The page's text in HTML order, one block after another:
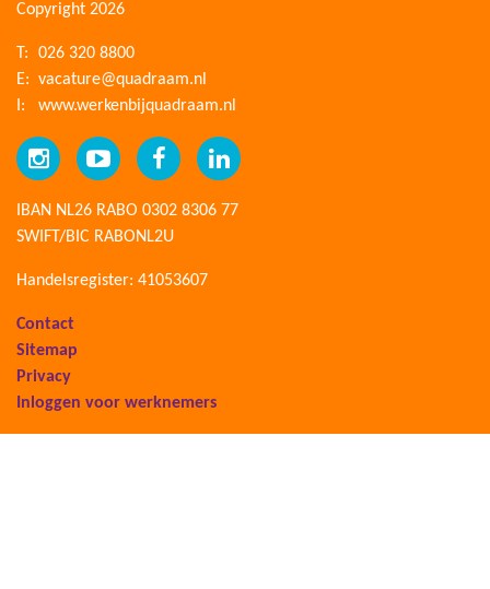
Copyright 2026
T:
026 320 8800
E: vacature@quadraam.nl
I:
www.werkenbijquadraam.nl
IBAN NL26 RABO 0302 8306 77
SWIFT/BIC RABONL2U
Handelsregister: 41053607
Contact
Sitemap
Privacy
Inloggen voor werknemers